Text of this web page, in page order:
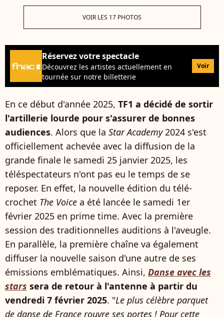
VOIR LES 17 PHOTOS
Réservez votre spectacle
Découvrez les artistes actuellement en
tournée sur notre billetterie
Voir
En ce début d'année 2025, TF1 a décidé de sortir
l'artillerie lourde pour s'assurer de bonnes
audiences. Alors que la Star Academy2024 s'est
officiellement achevée avec la diffusion de la
grande finale le samedi 25 janvier 2025, les
téléspectateurs n'ont pas eu le temps de se
reposer. En effet, la nouvelle édition du télé-
crochet The Voice a été lancée le samedi 1er
février 2025 en prime time. Avec la première
session des traditionnelles auditions à l'aveugle.
En parallèle, la première chaîne va également
diffuser la nouvelle saison d'une autre de ses
émissions emblématiques. Ainsi, Danse avec les
stars sera de retour à l'antenne à partir du
vendredi 7 février 2025. "Le plus célèbre parquet
de danse de France rouvre ses portes ! Pour cette